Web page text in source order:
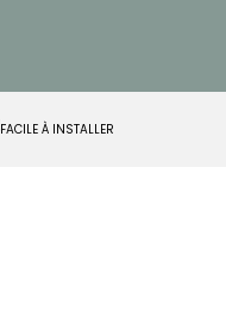
FACILE À INSTALLER